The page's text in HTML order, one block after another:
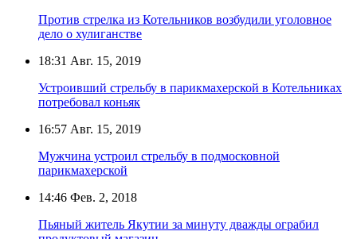
Против стрелка из Котельников возбудили уголовное
дело о хулиганстве
18:31 Авг. 15, 2019
Устроивший стрельбу в парикмахерской в Котельниках
потребовал коньяк
16:57 Авг. 15, 2019
Мужчина устроил стрельбу в подмосковной
парикмахерской
14:46 Фев. 2, 2018
Пьяный житель Якутии за минуту дважды ограбил